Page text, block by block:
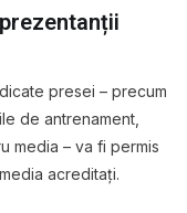
presei – precum
de antrenament,
media – va fi permis
acreditați.